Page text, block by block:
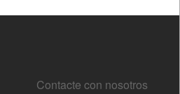
Contacte con nosotros